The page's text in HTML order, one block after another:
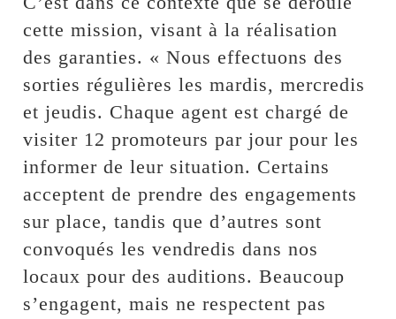
cette mission, visant à la réalisation
des garanties. « Nous effectuons des
sorties régulières les mardis, mercredis
et jeudis. Chaque agent est chargé de
visiter 12 promoteurs par jour pour les
informer de leur situation. Certains
acceptent de prendre des engagements
sur place, tandis que d’autres sont
convoqués les vendredis dans nos
locaux pour des auditions. Beaucoup
s’engagent, mais ne respectent pas